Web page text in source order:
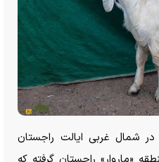
شمال غربی ایالت راجستان